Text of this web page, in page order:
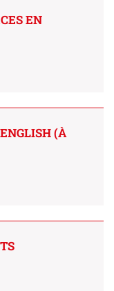
EN
(À